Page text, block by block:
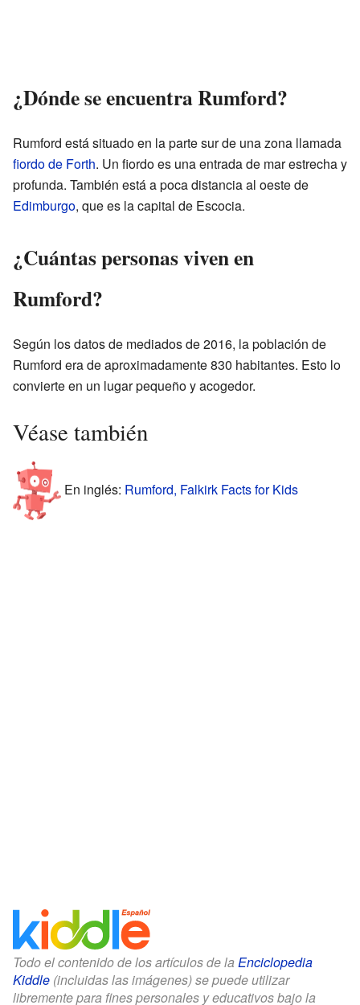
¿Dónde se encuentra Rumford?
Rumford está situado en la parte sur de una zona llamada
fiordo de Forth. Un fiordo es una entrada de mar estrecha y
profunda. También está a poca distancia al oeste de
Edimburgo, que es la capital de Escocia.
¿Cuántas personas viven en
Rumford?
Según los datos de mediados de 2016, la población de
Rumford era de aproximadamente 830 habitantes. Esto lo
convierte en un lugar pequeño y acogedor.
Véase también
En inglés: Rumford, Falkirk Facts for Kids
Todo el contenido de los artículos de la Enciclopedia
Kiddle (incluidas las imágenes) se puede utilizar
libremente para fines personales y educativos bajo la